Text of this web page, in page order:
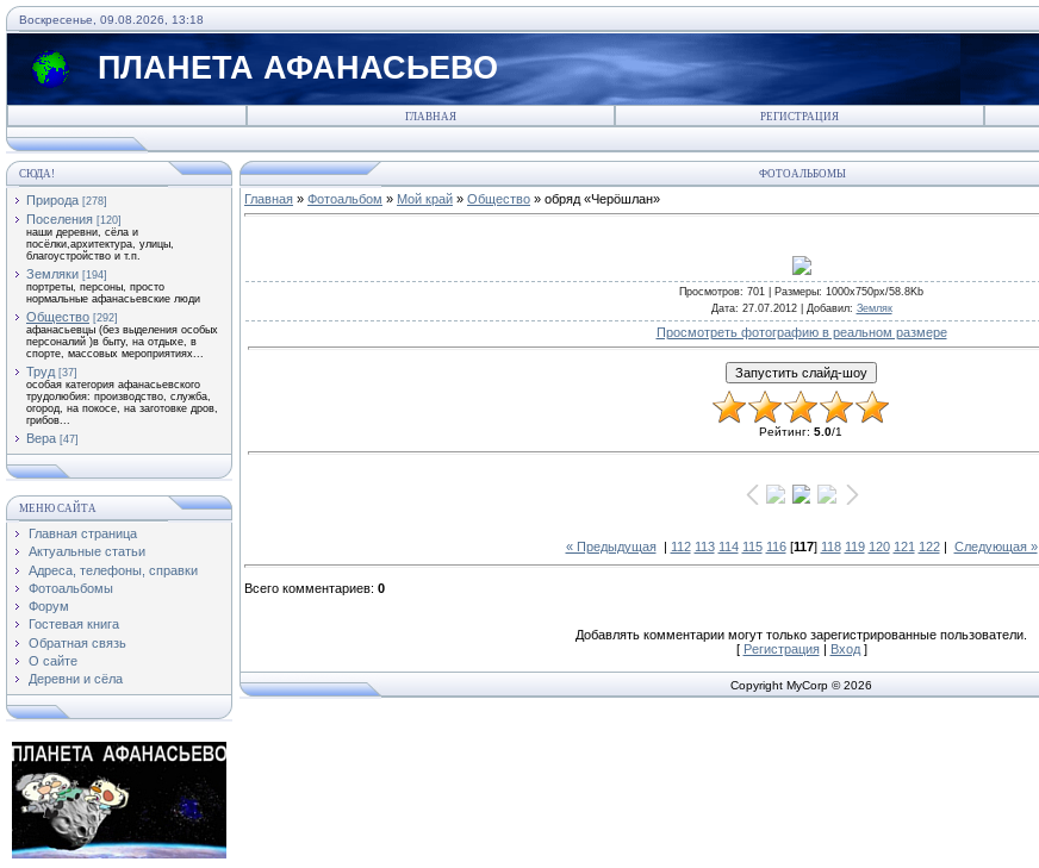
Воскресенье, 09.08.2026, 13:18
ПЛАНЕТА АФАНАСЬЕВО
ГЛАВНАЯ РЕГИСТРАЦИЯ
СЮДА!
Природа [278]
Поселения [120]
наши деревни, сёла и
посёлки,архитектура, улицы,
благоустройство и т.п.
Земляки [194]
портреты, персоны, просто
нормальные афанасьевские люди
Общество [292]
афанасьевцы (без выделения особых
персоналий )в быту, на отдыхе, в
спорте, массовых мероприятиях...
Труд [37]
особая категория афанасьевского
трудолюбия: производство, служба,
огород, на покосе, на заготовке дров,
грибов...
Вера [47]
МЕНЮ САЙТА
Главная страница
Актуальные статьи
Адреса, телефоны, справки
Фотоальбомы
Форум
Гостевая книга
Обратная связь
О сайте
Деревни и сёла
ФОТОАЛЬБОМЫ
Главная » Фотоальбом » Мой край » Общество » обряд «Черöшлан»
Просмотров: 701 | Размеры: 1000x750px/58.8Kb
Дата: 27.07.2012 | Добавил: Земляк
Просмотреть фотографию в реальном размере
Рейтинг: 5.0/1
« Предыдущая| 112 113 114 115 116[117] 118 119 120 121 122| Следующая »
Всего комментариев: 0
Добавлять комментарии могут только зарегистрированные пользователи.
[ Регистрация| Вход]
Copyright MyCorp © 2026